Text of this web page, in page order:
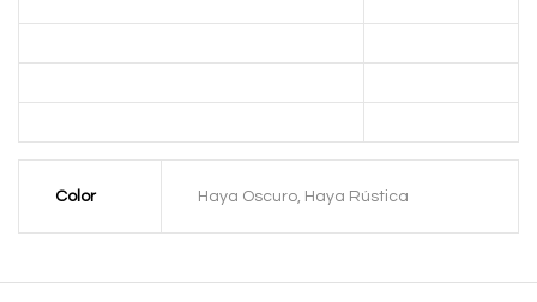
Color Haya Oscuro, Haya Rústica